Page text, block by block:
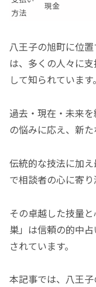
方法
現金
八王子の旭町に位
は、多くの人々に
して知られています。
過去・現在・未来
の悩みに応え、新た
伝統的な技法に加
で相談者の心に寄り
その卓越した技量
巣」は信頼の的中
されています。
本記事では、八王